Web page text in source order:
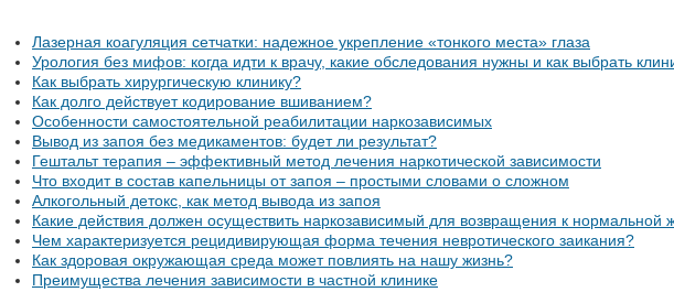
Лазерная коагуляция сетчатки: надежное укрепление «тонкого места» глаза
Урология без мифов: когда идти к врачу, какие обследования нужны и как выбрать
Как выбрать хирургическую клинику?
Как долго действует кодирование вшиванием?
Особенности самостоятельной реабилитации наркозависимых
Вывод из запоя без медикаментов: будет ли результат?
Гештальт терапия – эффективный метод лечения наркотической зависимости
Что входит в состав капельницы от запоя – простыми словами о сложном
Алкогольный детокс, как метод вывода из запоя
Какие действия должен осуществить наркозависимый для возвращения к нормальной
Чем характеризуется рецидивирующая форма течения невротического заикания?
Как здоровая окружающая среда может повлиять на нашу жизнь?
Преимущества лечения зависимости в частной клинике